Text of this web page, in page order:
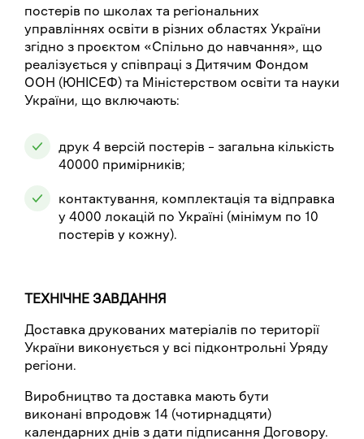
постерів по школах та регіональних
управліннях освіти в різних областях України
згідно з проєктом «Спільно до навчання», що
реалізується у співпраці з Дитячим Фондом
ООН (ЮНІСЕФ) та Міністерством освіти та науки
України, що включають:
друк 4 версій постерів – загальна кількість
40000 примірників;
контактування, комплектація та відправка
у 4000 локацій по Україні (мінімум по 10
постерів у кожну).
ТЕХНІЧНЕ ЗАВДАННЯ
Доставка друкованих матеріалів по території
України виконується у всі підконтрольні Уряду
регіони.
Виробництво та доставка мають бути
виконані впродовж 14 (чотирнадцяти)
календарних днів з дати підписання Договору.